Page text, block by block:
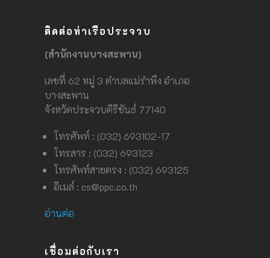
ติดต่อท่าเรือประจวบ
(สำนักงานบางสะพาน)
เลขที่ 62 หมู่ 3 ตำบลแม่รำพึง อำเภอ
บางสะพาน
จังหวัดประจวบคีรีขันธ์ 77140
โทรศัพท์ : (032) 693102-17
โทรสาร : (032) 693123
โทรศัพท์สายตรง : (032) 693125
อีเมล์ : cs@ppc.co.th
อ่านต่อ
เชื่อมต่อกับเรา